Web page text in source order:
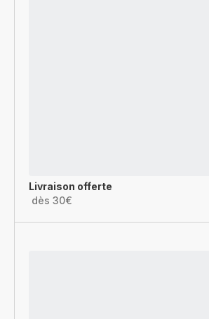
Livraison offerte
dès 30€